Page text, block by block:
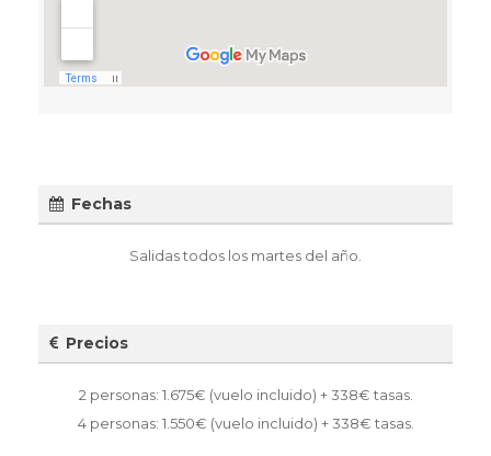
Fechas
Salidas todos los martes del año.
Precios
2 personas: 1.675€ (vuelo incluido) + 338€ tasas.
4 personas: 1.550€ (vuelo incluido) + 338€ tasas.